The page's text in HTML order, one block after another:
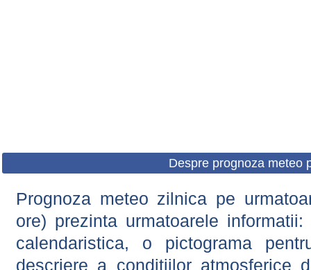
Despre prognoza meteo
Prognoza meteo zilnica pe
ore) prezinta urmatoarele
calendaristica, o pictograma
descriere a conditiilor atmosferice